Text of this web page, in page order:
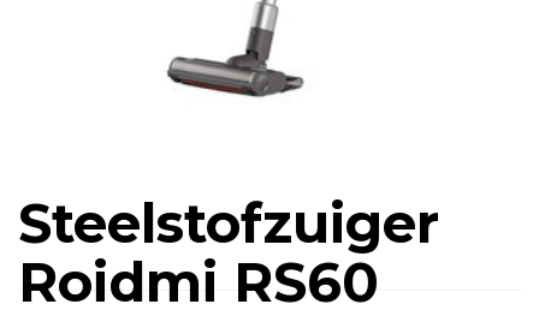
Steelstofzuiger
Roidmi RS60